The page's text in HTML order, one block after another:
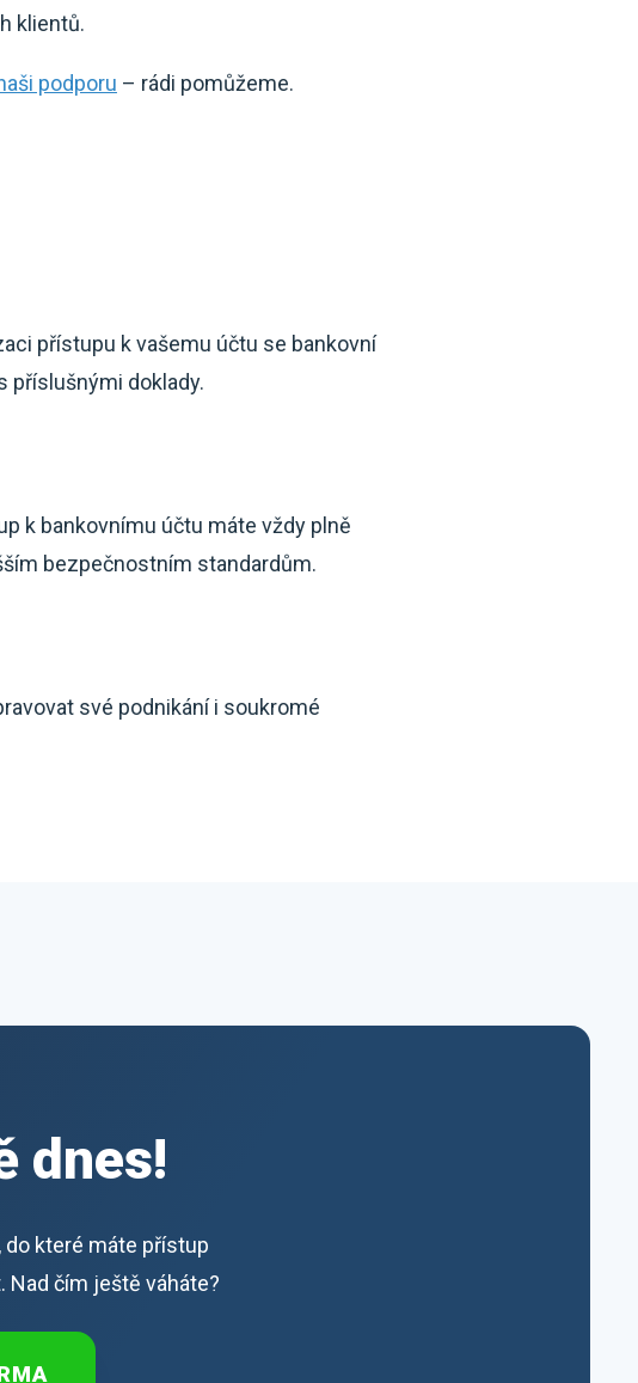
klientů.
podporu – rádi pomůžeme.
přístupu k vašemu účtu se bankovní
příslušnými doklady.
k bankovnímu účtu máte vždy plně
bezpečnostním standardům.
své podnikání i soukromé
dnes!
které máte přístup
čím ještě váháte?